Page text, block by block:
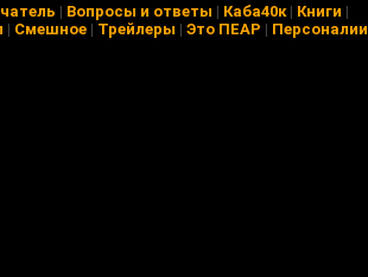
| Вопросы и ответы | Каба40к| Книги |
| Смешное | Трейлеры | Это ПЕАР | Персоналии